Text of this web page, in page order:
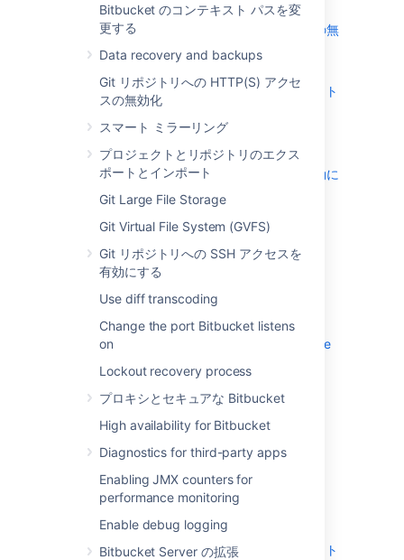
Bitbucket のコンテキスト パスを変
更する
Data recovery and backups
Git リポジトリへの HTTP(S) アクセ
スの無効化
スマート ミラーリング
プロジェクトとリポジトリのエクス
ポートとインポート
Git Large File Storage
Git Virtual File System (GVFS)
Git リポジトリへの SSH アクセスを
有効にする
Use diff transcoding
Change the port Bitbucket listens
on
Lockout recovery process
プロキシとセキュアな Bitbucket
High availability for Bitbucket
Diagnostics for third-party apps
Enabling JMX counters for
performance monitoring
Enable debug logging
Bitbucket Server の拡張
Data recovery and backups
Git リポジトリへの HTTP(S) アクセスの無
効化
プロジェクトとリポジトリのエクスポート
とインポート
Git Large File Storage
Git Virtual File System (GVFS)
Git リポジトリへの SSH アクセスを有効に
する
Change the port Bitbucket listens on
Lockout recovery process
プロキシとセキュアな Bitbucket
High availability for Bitbucket
Diagnostics for third-party apps
Enabling JMX counters for performance
Enable debug logging
Bitbucket Server の拡張
Add a shortcut link to a repository
Administer code search
repository data
Add a system-wide announcement
banner
アプリケーションを横断したプロジェクト